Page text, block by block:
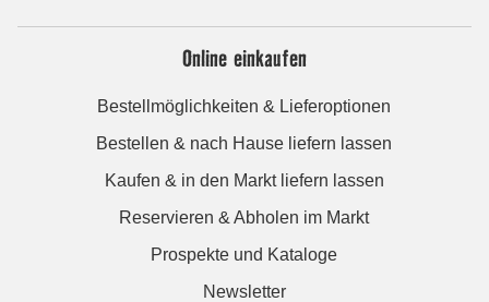
Online einkaufen
Bestellmöglichkeiten & Lieferoptionen
Bestellen & nach Hause liefern lassen
Kaufen & in den Markt liefern lassen
Reservieren & Abholen im Markt
Prospekte und Kataloge
Newsletter